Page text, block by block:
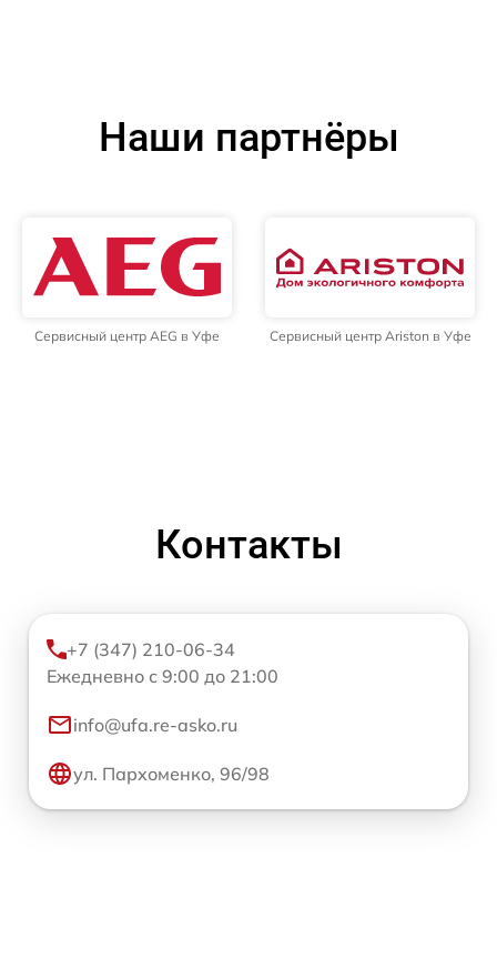
Наши партнёры
Сервисный центр AEG в Уфе Сервисный центр Ariston в Уфе
Контакты
+7 (347) 210-06-34
Ежедневно с 9:00 до 21:00
info@ufa.re-asko.ru
ул. Пархоменко, 96/98